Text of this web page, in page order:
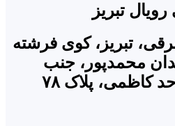
تبریز
تبریز، کوی فرشته
محمدپور، جنب
کاظمی، پلاک ۷۸